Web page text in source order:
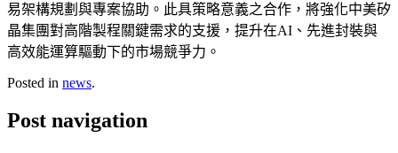
易架構規劃與專案協助。此具策略意義之合作，將強化中美矽
晶集團對高階製程關鍵需求的支援，提升在AI、先進封裝與
高效能運算驅動下的市場競爭力。
Posted in news.
Post navigation